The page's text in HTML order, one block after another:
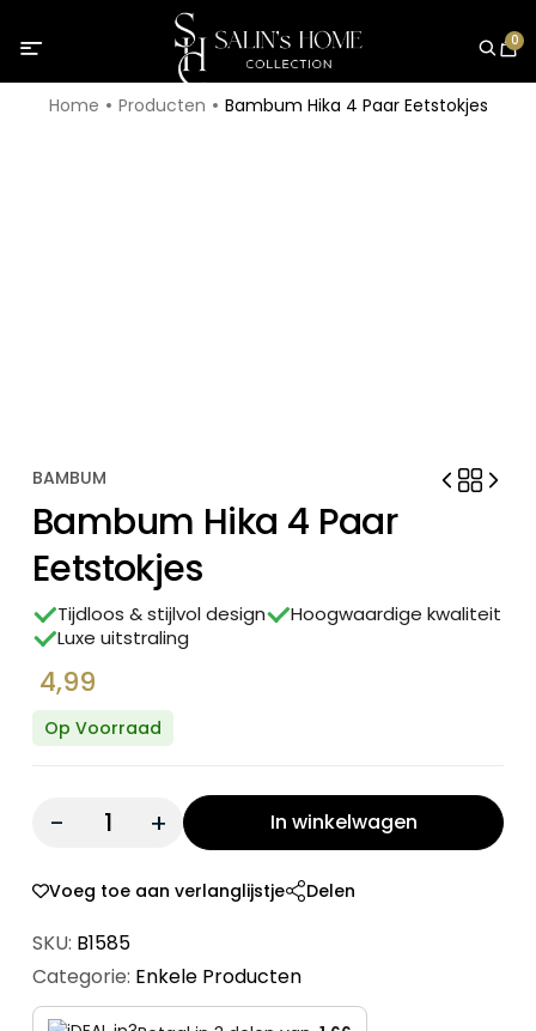
0
Home Producten Bambum Hika 4 Paar Eetstokjes
BAMBUM
Bambum Hika 4 Paar
Eetstokjes
Tijdloos & stijlvol design
Hoogwaardige kwaliteit
Luxe uitstraling
4,99
Op Voorraad
Quantity: In winkelwagen
Voeg toe aan verlanglijstje Delen
SKU: B1585
Categorie: Enkele Producten